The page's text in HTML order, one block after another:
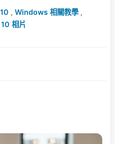
, Windows 相關教學,
相片